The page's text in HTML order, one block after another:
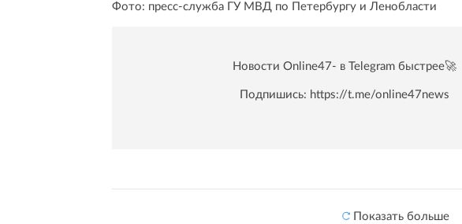
Фото: пресс-служба ГУ МВД по Петербургу и Ленобласти
Новости Online47- в Telegram быстрее🚀
Подпишись: https://t.me/online47news
Показать больше